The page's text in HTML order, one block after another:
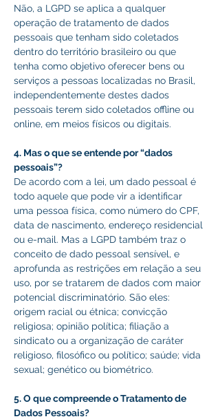
Não, a LGPD se aplica a qualquer
operação de tratamento de dados
pessoais que tenham sido coletados
dentro do território brasileiro ou que
tenha como objetivo oferecer bens ou
serviços a pessoas localizadas no Brasil,
independentemente destes dados
pessoais terem sido coletados offline ou
online, em meios físicos ou digitais.
4. Mas o que se entende por “dados
pessoais”?
De acordo com a lei, um dado pessoal é
todo aquele que pode vir a identificar
uma pessoa física, como número do CPF,
data de nascimento, endereço residencial
ou e-mail. Mas a LGPD também traz o
conceito de dado pessoal sensível, e
aprofunda as restrições em relação a seu
uso, por se tratarem de dados com maior
potencial discriminatório. São eles:
origem racial ou étnica; convicção
religiosa; opinião política; filiação a
sindicato ou a organização de caráter
religioso, filosófico ou político; saúde; vida
sexual; genético ou biométrico.
5. O que compreende o Tratamento de
Dados Pessoais?